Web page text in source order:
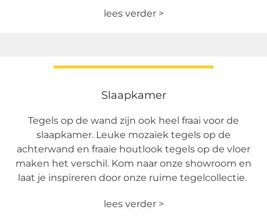
lees verder >
Slaapkamer
Tegels op de wand zijn ook heel fraai voor de
slaapkamer. Leuke mozaïek tegels op de
achterwand en fraaie houtlook tegels op de vloer
maken het verschil. Kom naar onze showroom en
laat je inspireren door onze ruime tegelcollectie.
lees verder >